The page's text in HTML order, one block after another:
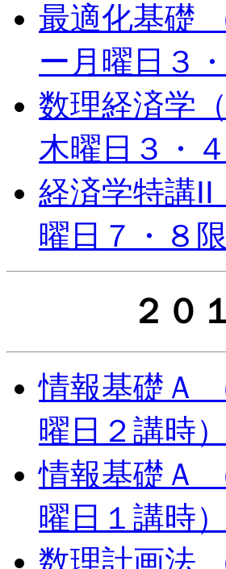
最適化基礎
ー月曜日３
数理経済学
木曜日３・４
経済学特講II
曜日７・８限
２０
情報基礎Ａ
曜日２講時）
情報基礎Ａ
曜日１講時）
数理計画法